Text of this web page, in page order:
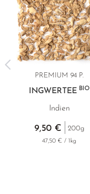
PREMIUM 94 P.
INGWERTEE BIO
Indien
9,50 € 200g
47,50 € / 1kg